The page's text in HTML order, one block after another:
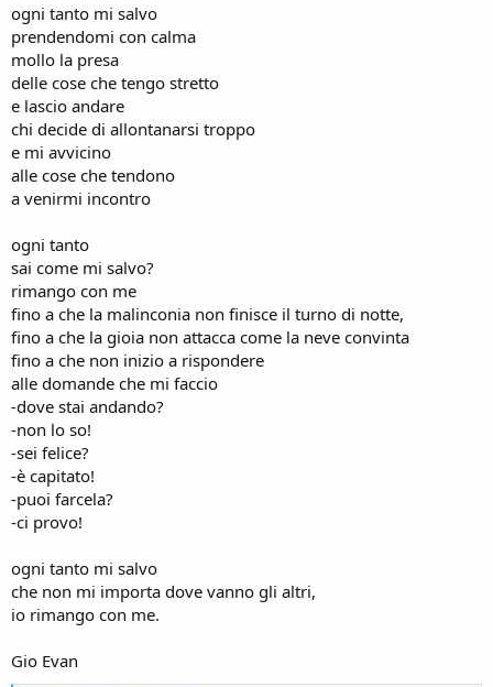
ogni tanto mi salvo
prendendomi con calma
mollo la presa
delle cose che tengo stretto
e lascio andare
chi decide di allontanarsi troppo
e mi avvicino
alle cose che tendono
a venirmi incontro
ogni tanto
sai come mi salvo?
rimango con me
fino a che la malinconia non finisce il turno di notte,
fino a che la gioia non attacca come la neve convinta
fino a che non inizio a rispondere
alle domande che mi faccio
-dove stai andando?
-non lo so!
-sei felice?
-è capitato!
-puoi farcela?
-ci provo!
ogni tanto mi salvo
che non mi importa dove vanno gli altri,
io rimango con me.
Gio Evan